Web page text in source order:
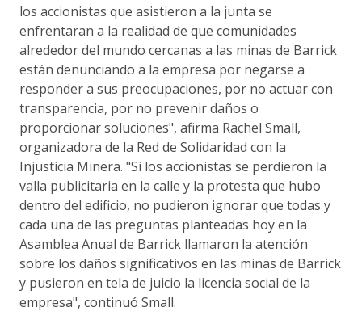
los accionistas que asistieron a la junta se
enfrentaran a la realidad de que comunidades
alrededor del mundo cercanas a las minas de Barrick
están denunciando a la empresa por negarse a
responder a sus preocupaciones, por no actuar con
transparencia, por no prevenir daños o
proporcionar soluciones", afirma Rachel Small,
organizadora de la Red de Solidaridad con la
Injusticia Minera. "Si los accionistas se perdieron la
valla publicitaria en la calle y la protesta que hubo
dentro del edificio, no pudieron ignorar que todas y
cada una de las preguntas planteadas hoy en la
Asamblea Anual de Barrick llamaron la atención
sobre los daños significativos en las minas de Barrick
y pusieron en tela de juicio la licencia social de la
empresa", continuó Small.